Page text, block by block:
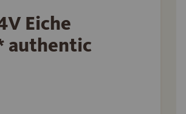
Eiche
authentic